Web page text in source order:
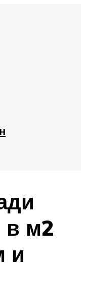
в м2
и